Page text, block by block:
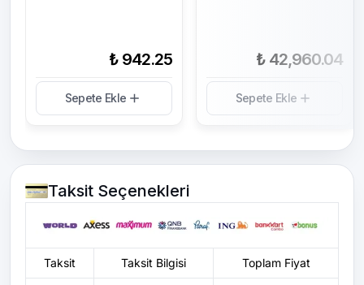
₺ 942.25
Sepete Ekle
₺ 42,960.04
Sepete Ekle
Taksit Seçenekleri
Taksit Taksit Bilgisi Toplam Fiyat